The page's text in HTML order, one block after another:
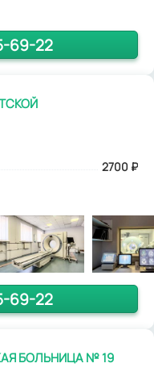
69-22
2700 ₽
69-22
БОЛЬНИЦА № 19